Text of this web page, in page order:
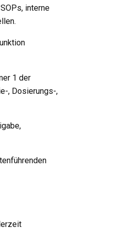
interne
1 der
, Dosierungs-,